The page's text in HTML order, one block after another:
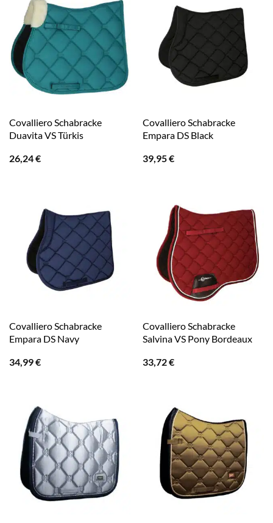
Covalliero Schabracke
Duavita VS Türkis
26,24€
Covalliero Schabracke
Empara DS Black
39,95€
Covalliero Schabracke
Empara DS Navy
34,99€
Covalliero Schabracke
Salvina VS Pony Bordeaux
33,72€